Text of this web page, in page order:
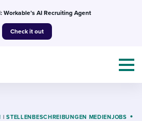
Workable’s AI Recruiting Agent
Check it out
| STELLENBESCHREIBUNGEN MEDIENJOBS